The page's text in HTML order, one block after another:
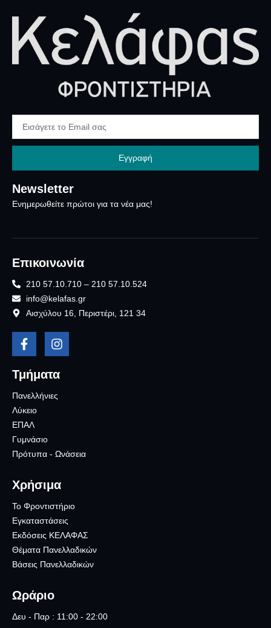
Newsletter
Ενημερωθείτε πρώτοι για τα νέα μας!
Εγγραφή
Επικοινωνία
210 57.10.710 – 210 57.10.524
info@kelafas.gr
Αισχύλου 16, Περιστέρι, 121 34
Τμήματα
Πανελλήνιες
Λύκειο
ΕΠΑΛ
Γυμνάσιο
Πρότυπα - Ωνάσεια
Χρήσιμα
Το Φροντιστήριο
Εγκαταστάσεις
Εκδόσεις ΚΕΛΑΦΑΣ
Θέματα Πανελλαδικών
Βάσεις Πανελλαδικών
Ωράριο
Δευ - Παρ : 11:00 - 22:00